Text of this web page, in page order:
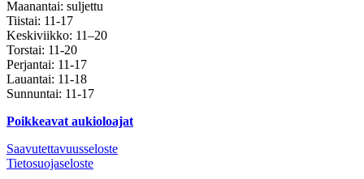
Maanantai: suljettu
Tiistai: 11-17
Keskiviikko: 11–20
Torstai: 11-20
Perjantai: 11-17
Lauantai: 11-18
Sunnuntai: 11-17
Poikkeavat aukioloajat
Saavutettavuusseloste
Tietosuojaseloste